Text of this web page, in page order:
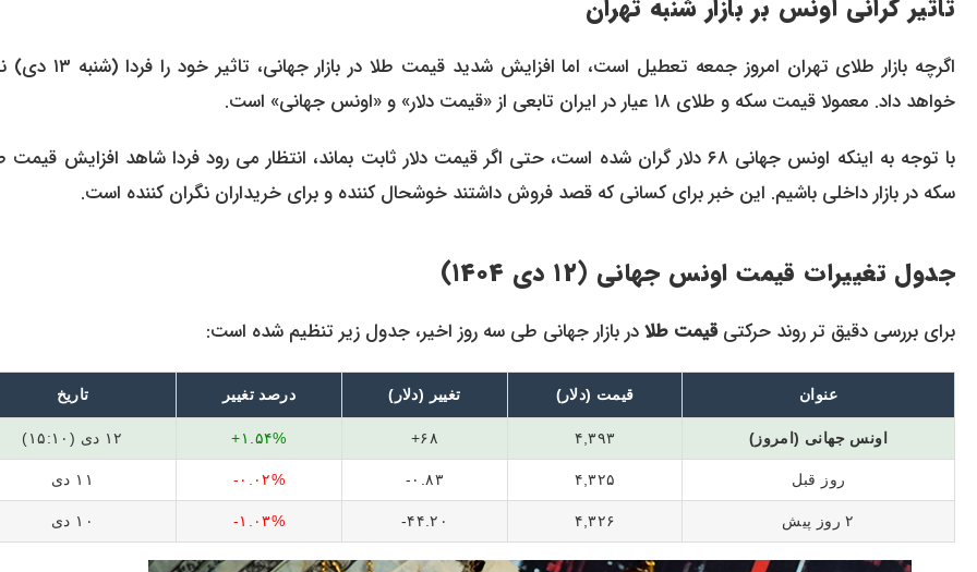
تاثیر گرانی اونس بر بازار شنبه تهران
اگرچه بازار طلای تهران امروز جمعه تعطیل است، اما افزایش شدید
خواهد داد. معمولا قیمت سکه و طلای ۱۸ عیار در ایران تابعی از «قیمت دلار» و «اونس جهانی» است.
با توجه به اینکه اونس جهانی ۶۸ دلار گران شده است، حتی اگر قیمت دلار ثابت بماند، انتظار می رود فردا شاهد افزایش
سکه در بازار داخلی باشیم. این خبر برای کسانی که قصد فروش داشتند خوشحال کننده و برای خریداران نگران کننده است.
جدول تغییرات قیمت اونس جهانی (۱۲ دی ۱۴۰۴)
برای بررسی دقیق تر روند حرکتیقیمت طلادر بازار جهانی طی سه روز اخیر، جدول زیر تنظیم شده است:
عنوان قیمت (دلار) تغییر (دلار) درصد تغییر تاریخ
اونس جهانی (امروز) ۴,۳۹۳ ۶۸+ ۱.۵۴%+ ۱۲ دی (۱۵:۱۰)
روز قبل ۴,۳۲۵ ۰.۸۳- ۰.۰۲%- ۱۱ دی
۲ روز پیش ۴,۳۲۶ ۴۴.۲۰- ۱.۰۳%- ۱۰ دی